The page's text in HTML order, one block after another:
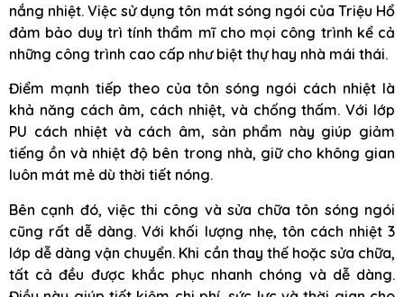
nắng nhiệt. Việc sử dụng tôn mát sóng ngói của Triệu Hổ
đảm bảo duy trì tính thẩm mĩ cho mọi công trình kể cả
những công trình cao cấp như biệt thự hay nhà mái thái.
Điểm mạnh tiếp theo của tôn sóng ngói cách nhiệt là
khả năng cách âm, cách nhiệt, và chống thấm. Với lớp
PU cách nhiệt và cách âm, sản phẩm này giúp giảm
tiếng ồn và nhiệt độ bên trong nhà, giữ cho không gian
luôn mát mẻ dù thời tiết nóng.
Bên cạnh đó, việc thi công và sửa chữa tôn sóng ngói
cũng rất dễ dàng. Với khối lượng nhẹ, tôn cách nhiệt 3
lớp dễ dàng vận chuyển. Khi cần thay thế hoặc sửa chữa,
tất cả đều được khắc phục nhanh chóng và dễ dàng.